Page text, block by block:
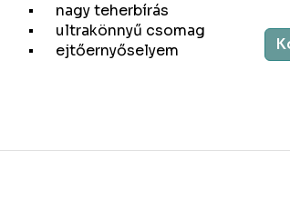
nagy teherbírás
ultrakönnyű csomag
ejtőernyőselyem